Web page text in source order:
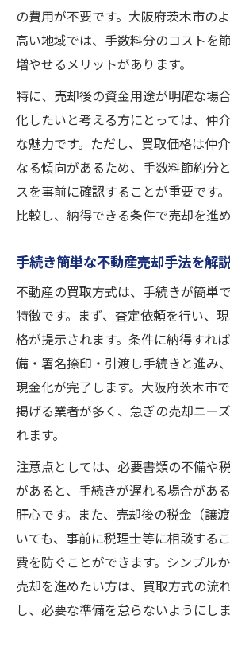
の費用が不要です。大阪府茨木市の
高い地域では、手数料分のコストを
増やせるメリットがあります。
特に、売却後の資金用途が明確な場
化したいと考える方にとっては、仲
な魅力です。ただし、買取価格は仲
なる傾向があるため、手数料節約分
スを事前に確認することが重要です
比較し、納得できる条件で売却を進め
手続き簡単な不動産売却手法を解
不動産の買取方式は、手続きが簡単
特徴です。まず、査定依頼を行い、
格が提示されます。条件に納得すれ
備・署名捺印・引渡し手続きと進み
現金化が完了します。大阪府茨木市
掲げる業者が多く、急ぎの売却ニー
れます。
注意点としては、必要書類の不備や
があると、手続きが遅れる場合があ
肝心です。また、売却後の税金（譲
いても、事前に税理士等に相談する
費を防ぐことができます。シンプル
売却を進めたい方は、買取方式の流
し、必要な準備を怠らないようにしま